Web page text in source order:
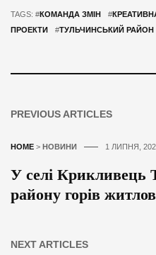
TAGS: #КОМАНДА ЗМІН #
ПРОЕКТИ
#ТУЛЬЧИНСЬКИЙ РАЙОН
PREVIOUS ARTICLES
HOME > НОВИНИ 1 ЛИПНЯ,
У селі Крикливець
району горів
NEXT ARTICLES